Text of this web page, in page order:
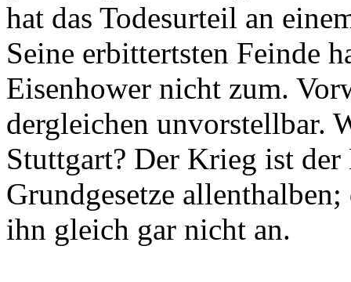
hat das Todesurteil an
Seine erbittertsten Feinde
Eisenhower nicht zum.
dergleichen unvorstellbar.
Stuttgart? Der Krieg ist
Grundgesetze
ihn gleich gar nicht an.